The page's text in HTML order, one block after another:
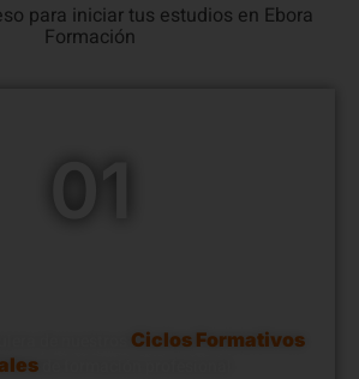
para iniciar tus estudios en Ebora
Formación
01
Ciclos Formativos